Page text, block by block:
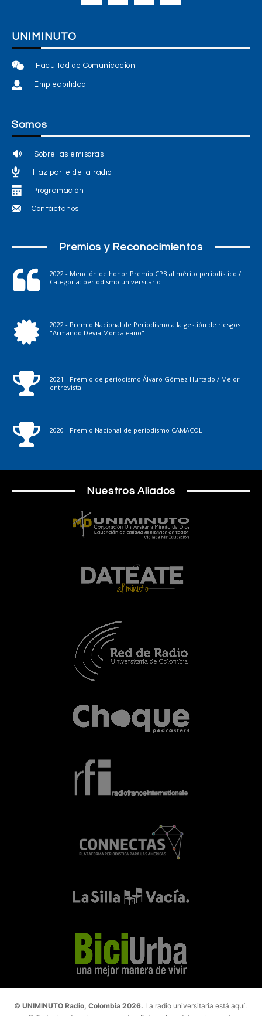
UNIMINUTO
Facultad de Comunicación
Empleabilidad
Somos
Sobre las emisoras
Haz parte de la radio
Programación
Contáctanos
Premios y Reconocimientos
2022 - Mención de honor Premio CPB al mérito periodístico /
Categoría: periodismo universitario
2022 - Premio Nacional de Periodismo a la gestión de riesgos
"Armando Devia Moncaleano"
2021 - Premio de periodismo Álvaro Gómez Hurtado / Mejor
entrevista
2020 - Premio Nacional de periodismo CAMACOL
Nuestros Aliados
© UNIMINUTO Radio, Colombia 2026. La radio universitaria está aquí.